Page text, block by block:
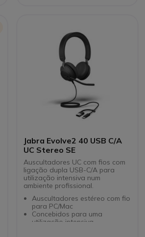
Este modelo dispõe de cabo
direto RJ9 sem Quick
Disconnect
Versão Duo
Jabra Evolve2 40 USB C/A
UC Stereo SE
Auscultadores UC com fios com
ligação dupla USB-C/A para
utilização intensiva num
ambiente profissional.
Auscultadores estéreo com fio
para PC/Mac
Concebidos para uma
utilização intensiva